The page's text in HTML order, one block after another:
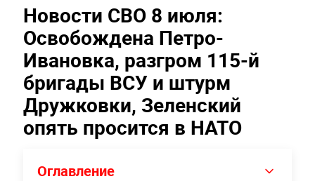
Новости СВО 8 июля:
Освобождена Петро-
Ивановка, разгром 115-й
бригады ВСУ и штурм
Дружковки, Зеленский
опять просится в НАТО
Оглавление